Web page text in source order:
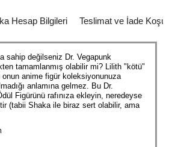
Hesap Bilgileri Teslimat ve İade
sahip değilseniz Dr. Vegapunk
tamamlanmış olabilir mi? Lilith "kötü"
anime figür koleksiyonunuza
anlamına gelmez. Bu Dr.
Figürünü rafınıza ekleyin, neredeyse
(tabii Shaka ile biraz sert olabilir, ama